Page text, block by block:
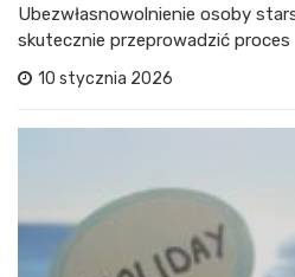
Ubezwłasnowolnienie osoby
skutecznie przeprowadzić proces
10 stycznia 2026